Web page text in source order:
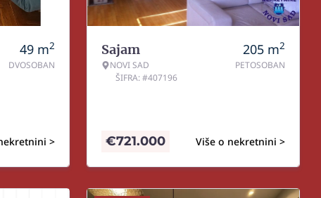
49 m2
DVOSOBAN
>
Sajam
NOVI SAD
ŠIFRA: #407196
205 m2
PETOSOBAN
Više o nekretnini >
€721.000